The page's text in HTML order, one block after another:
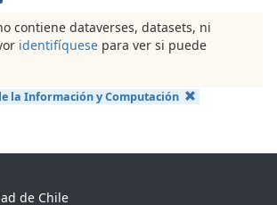
contiene dataverses, datasets, ni
identifíquese para ver si puede
la Información y Computación
de Chile